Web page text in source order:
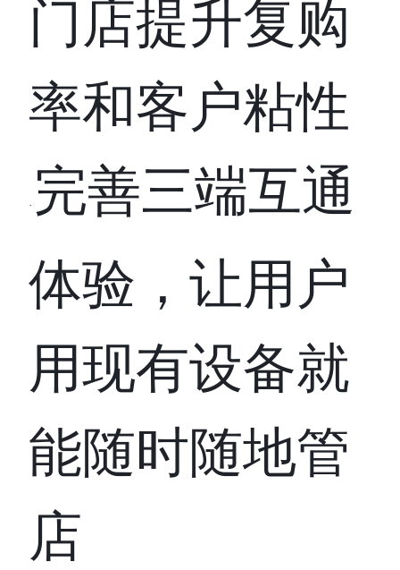
门店提升复购
率和客户粘性
· 完善三端互通
体验，让用户
用现有设备就
能随时随地管
店